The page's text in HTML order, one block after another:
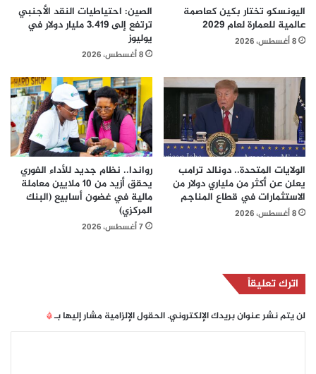
اليونسكو تختار بكين كعاصمة
عالمية للعمارة لعام 2029
8 أغسطس، 2026
الصين: احتياطيات النقد الأجنبي
ترتفع إلى 3.419 مليار دولار في
يوليوز
8 أغسطس، 2026
الولايات المتحدة.. دونالد ترامب
يعلن عن أكثر من ملياري دولار من
الاستثمارات في قطاع المناجم
8 أغسطس، 2026
رواندا.. نظام جديد للأداء الفوري
يحقق أزيد من 10 ملايين معاملة
مالية في غضون أسابيع (البنك
المركزي)
7 أغسطس، 2026
اترك تعليقاً
لن يتم نشر عنوان بريدك الإلكتروني.الحقول الإلزامية مشار إليها بـ*